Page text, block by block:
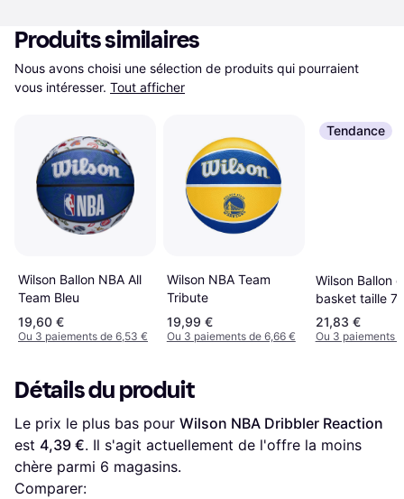
Produits similaires
Nous avons choisi une sélection de produits qui pourraient
vous intéresser. Tout afficher
Wilson Ballon NBA All
Team Bleu
19,60 €
Ou 3 paiements de 6,53 €
Wilson NBA Team
Tribute
19,99 €
Ou 3 paiements de 6,66 €
Tendance
Wilson Ballon
basket taille 7
wembanyama
21,83 €
Ou 3 paiements
Détails du produit
Le prix le plus bas pour Wilson NBA Dribbler Reaction
est 4,39 €. Il s'agit actuellement de l'offre la moins
chère parmi 6 magasins.
Comparer: